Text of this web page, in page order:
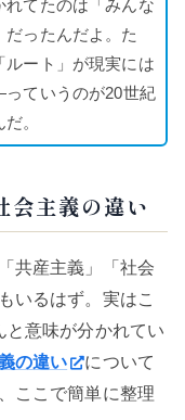
れてたのは「みんな
だったんだよ。た
ルート」が現実には
ていうのが20世紀
。
会主義の違い
共産主義」「社会
いるはず。実はこ
意味が分かれてい
の違い
について
ここで簡単に整理